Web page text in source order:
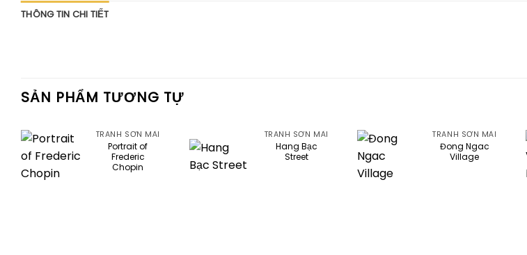
THÔNG TIN CHI TIẾT
SẢN PHẨM TƯƠNG TỰ
TRANH SƠN MÀI
Portrait of
Frederic
Chopin
TRANH SƠN MÀI
Hang Bạc
Street
TRANH SƠN MÀI
Đong Ngac
Village